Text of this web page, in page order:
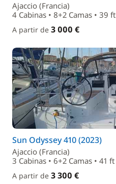
Ajaccio (Francia)
4 Cabinas • 8+2 Camas • 39 ft
A partir de 3 000 €
Sun Odyssey 410 (2023)
Ajaccio (Francia)
3 Cabinas • 6+2 Camas • 41 ft
A partir de 3 300 €